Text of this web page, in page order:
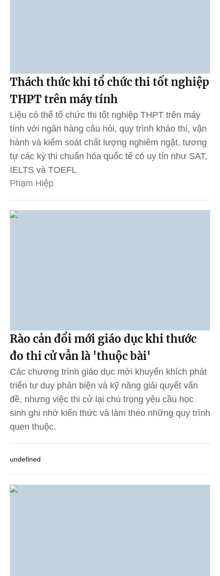
Thách thức khi tổ chức thi tốt nghiệp
THPT trên máy tính
Liệu có thể tổ chức thi tốt nghiệp THPT trên máy
tính với ngân hàng câu hỏi, quy trình khảo thí, vận
hành và kiểm soát chất lượng nghiêm ngặt, tương
tự các kỳ thi chuẩn hóa quốc tế có uy tín như SAT,
IELTS và TOEFL
Phạm Hiệp
Rào cản đổi mới giáo dục khi thước
đo thi cử vẫn là 'thuộc bài'
Các chương trình giáo dục mới khuyến khích phát
triển tư duy phản biện và kỹ năng giải quyết vấn
đề, nhưng việc thi cử lại chú trọng yêu cầu học
sinh ghi nhớ kiến thức và làm theo những quy trình
quen thuộc.
undefined